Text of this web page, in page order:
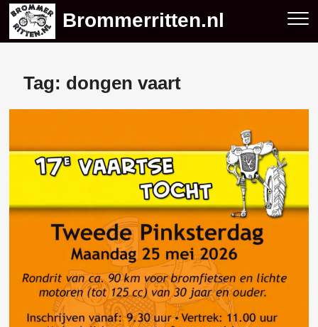
Skip
content
Brommerritten.nl
Tag: dongen vaart